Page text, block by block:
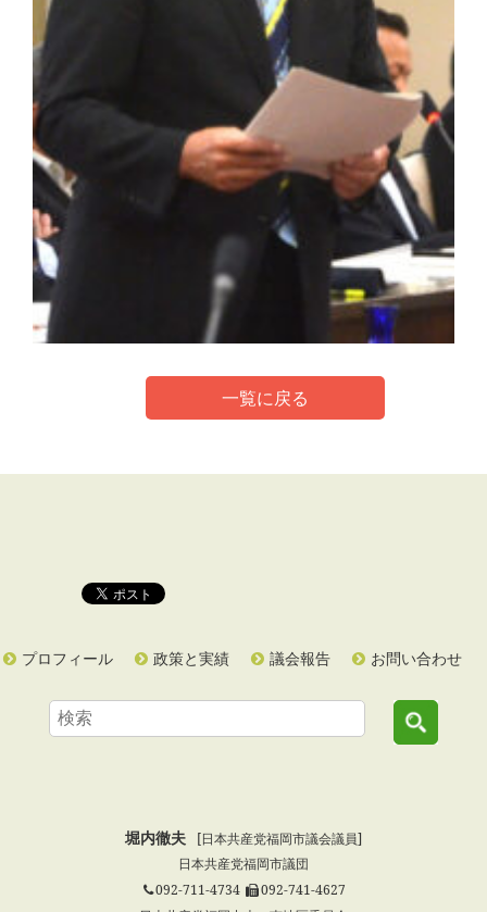
一覧に戻る
プロフィール 政策と実績 議会報告 お問い合わせ
堀内徹夫
[日本共産党福岡市議会議員]
日本共産党福岡市議団
092-711-4734
092-741-4627